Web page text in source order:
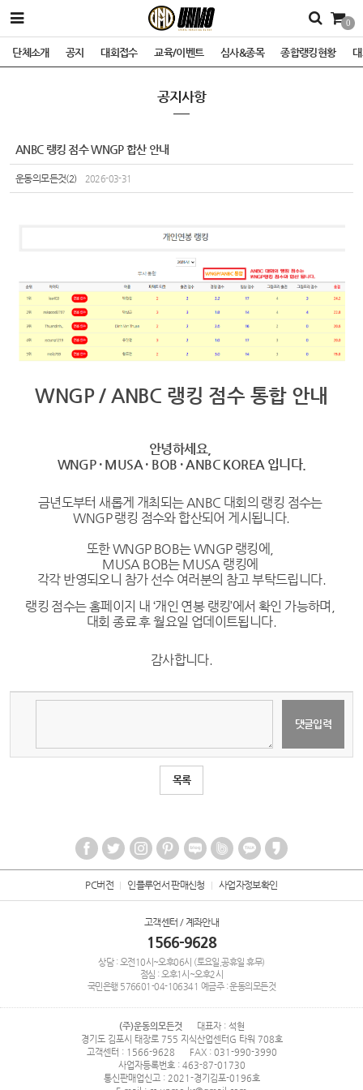
0
단체소개 공지 대회접수 교육/이벤트 심사&종목 종합랭킹현황
공지사항
ANBC 랭킹 점수 WNGP 합산 안내
운동의모든것(2) 2026-03-31
WNGP / ANBC 랭킹 점수 통합 안내
안녕하세요,
WNGP · MUSA · BOB · ANBC KOREA 입니다.
금년도부터 새롭게 개최되는 ANBC 대회의 랭킹 점수는
WNGP 랭킹 점수와 합산되어 게시됩니다.
또한WNGP BOB는 WNGP 랭킹에,
MUSA BOB는 MUSA 랭킹에
각각 반영되오니 참가 선수 여러분의 참고 부탁드립니다.​
랭킹 점수는 홈페이지 내 ‘개인 연봉 랭킹’에서 확인 가능하며,
대회 종료 후 월요일 업데이트됩니다.
감사합니다.
목록
PC버전 인플루언서 판매신청 사업자정보확인
고객센터 / 계좌안내
1566-9628
상담 : 오전10시~오후06시 (토요일,공휴일 휴무)
점심 : 오후1시~오후2시
국민은행 576601-04-106341 예금주 : 운동의모든것
(주)운동의모든것
대표자 : 석현
경기도 김포시 태장로 755 지식산업센터G 타워 708호
고객센터 : 1566-9628
FAX : 031-990-3990
사업자등록번호 : 463-87-01730
통신판매업신고 : 2021-경기김포-0196호